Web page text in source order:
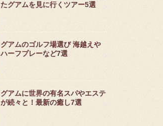
たグアムを見に行くツアー5選
グアムのゴルフ場選び 海越えや
ハーフプレーなど7選
グアムに世界の有名スパやエステ
が続々と！最新の癒し7選